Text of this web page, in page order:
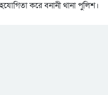
করে বনানী থানা পুলিশ।